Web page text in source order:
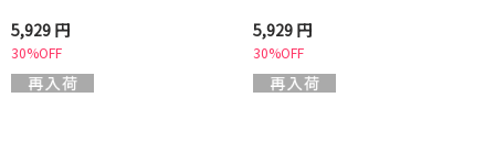
5,929 円
30%OFF
5,929 円
30%OFF